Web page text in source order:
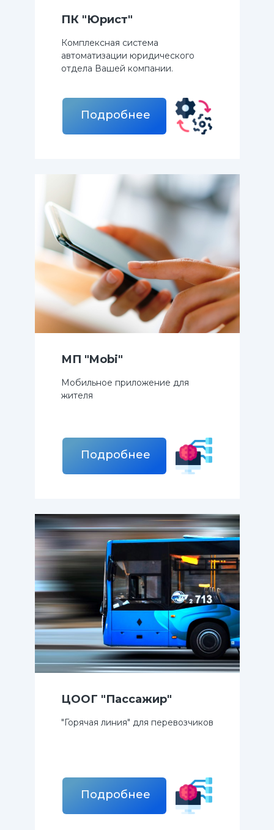
ПК "Юрист"
Комплексная система
автоматизации юридического
отдела Вашей компании.
Подробнее
МП "Mobi"
Мобильное приложение для
жителя
Подробнее
ЦООГ "Пассажир"
"Горячая линия" для перевозчиков
Подробнее